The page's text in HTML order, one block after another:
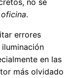
.
errores
en las
más olvidado